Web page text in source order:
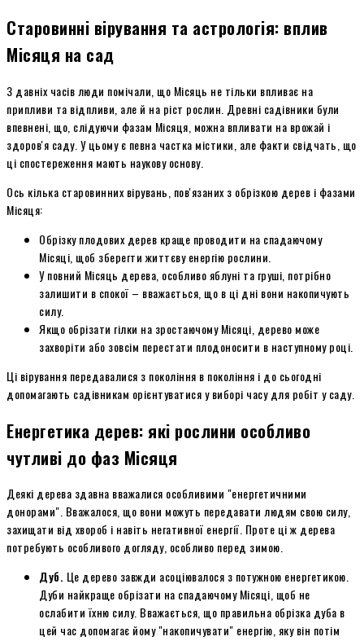
Старовинні вірування та астрологія: вплив
Місяця на сад
З давніх часів люди помічали, що Місяць не тільки впливає на
припливи та відпливи, але й на ріст рослин. Древні садівники були
впевнені, що, слідуючи фазам Місяця, можна впливати на врожай і
здоров'я саду. У цьому є певна частка містики, але факти свідчать, що
ці спостереження мають наукову основу.
Ось кілька старовинних вірувань, пов'язаних з обрізкою дерев і фазами
Місяця:
Обрізку плодових дерев краще проводити на спадаючому
Місяці, щоб зберегти життєву енергію рослини.
У повний Місяць дерева, особливо яблуні та груші, потрібно
залишити в спокої – вважається, що в ці дні вони накопичують
силу.
Якщо обрізати гілки на зростаючому Місяці, дерево може
захворіти або зовсім перестати плодоносити в наступному році.
Ці вірування передавалися з покоління в покоління і до сьогодні
допомагають садівникам орієнтуватися у виборі часу для робіт у саду.
Енергетика дерев: які рослини особливо
чутливі до фаз Місяця
Деякі дерева здавна вважалися особливими "енергетичними
донорами". Вважалося, що вони можуть передавати людям свою силу,
захищати від хвороб і навіть негативної енергії. Проте ці ж дерева
потребують особливого догляду, особливо перед зимою.
Дуб. Це дерево завжди асоціювалося з потужною енергетикою.
Дуби найкраще обрізати на спадаючому Місяці, щоб не
ослабити їхню силу. Вважається, що правильна обрізка дуба в
цей час допомагає йому "накопичувати" енергію, яку він потім